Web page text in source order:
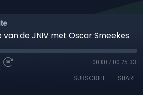
van de JNIV met Oscar Smeekes
00:00 / 00:25:33
SUBSCRIBE SHARE